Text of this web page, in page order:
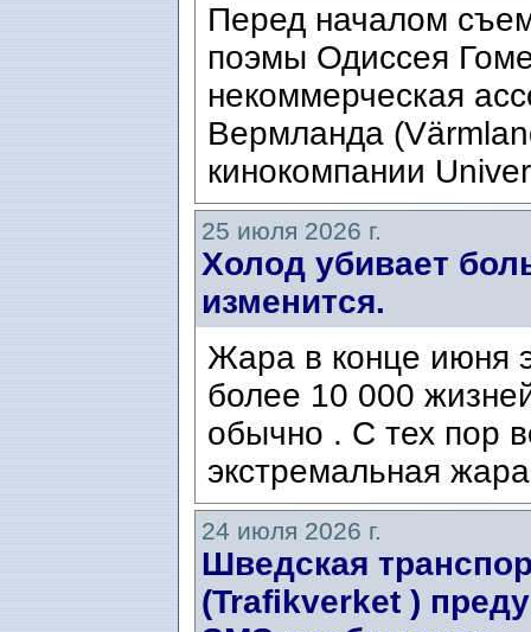
Перед началом
поэмы Одиссея
некоммерческая
Вермланда
кинокомпании
25 июля 2026 г.
Холод убивает
изменится.
Жара в конце июня
более 10 000
обычно . С тех пор
экстремальная
24 июля 2026 г.
Шведская
(Trafikverket )